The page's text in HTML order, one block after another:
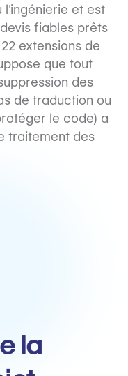
l'ingénierie et est
fiables prêts
extensions de
que tout
des
de traduction ou
le code) a
traitement des
la